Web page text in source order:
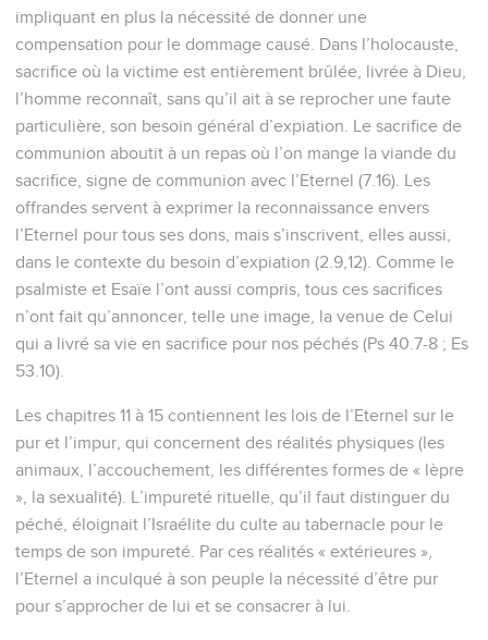
impliquant en plus la nécessité de donner une
compensation pour le dommage causé. Dans l’holocauste,
sacrifice où la victime est entièrement brûlée, livrée à Dieu,
l’homme reconnaît, sans qu’il ait à se reprocher une faute
particulière, son besoin général d’expiation. Le sacrifice de
communion aboutit à un repas où l’on mange la viande du
sacrifice, signe de communion avec l’Eternel (7.16). Les
offrandes servent à exprimer la reconnaissance envers
l’Eternel pour tous ses dons, mais s’inscrivent, elles aussi,
dans le contexte du besoin d’expiation (2.9,12). Comme le
psalmiste et Esaïe l’ont aussi compris, tous ces sacrifices
n’ont fait qu’annoncer, telle une image, la venue de Celui
qui a livré sa vie en sacrifice pour nos péchés (Ps 40.7-8 ; Es
53.10).
Les chapitres 11 à 15 contiennent les lois de l’Eternel sur le
pur et l’impur, qui concernent des réalités physiques (les
animaux, l’accouchement, les différentes formes de « lèpre
», la sexualité). L’impureté rituelle, qu’il faut distinguer du
péché, éloignait l’Israélite du culte au tabernacle pour le
temps de son impureté. Par ces réalités « extérieures »,
l’Eternel a inculqué à son peuple la nécessité d’être pur
pour s’approcher de lui et se consacrer à lui.